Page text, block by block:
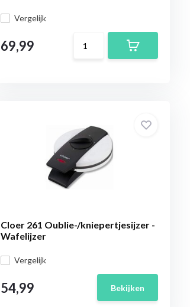
Vergelijk
69,99
Cloer 261 Oublie-/kniepertjesijzer -
Wafelijzer
Vergelijk
54,99 Bekijken